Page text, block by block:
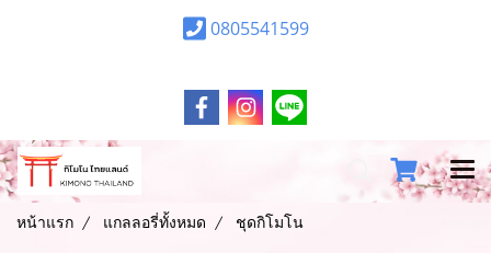
0805541599
หน้าแรก แกลลอรี่ทั้งหมด ชุดกิโมโน